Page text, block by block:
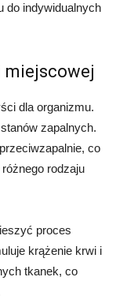
do indywidualnych
miejscowej
dla organizmu.
zapalnych.
co
rodzaju
proces
krążenie krwi i
tkanek, co